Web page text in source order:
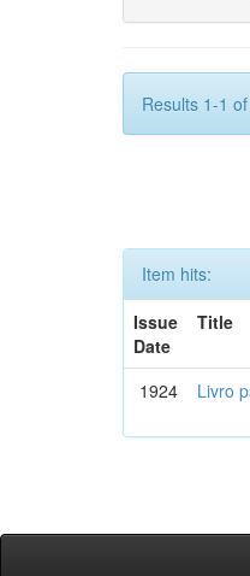
Results 1-1
Item hits:
Issue
Date
Title
1924 Livro